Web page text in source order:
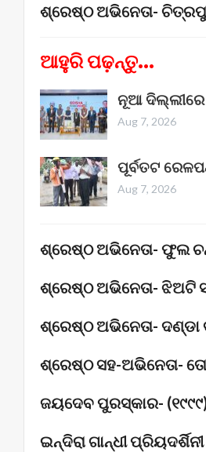
ଶ୍ରେଷ୍ଠ ଅଭିନେତା-
ଆହୁରି ପଢ଼ନ୍ତୁ...
ନୂଆ
Aug 7, 2026
ପୂର୍ବତଟ
Aug 7, 2026
ଶ୍ରେଷ୍ଠ ଅଭିନେତା- ଫୁଲ
ଶ୍ରେଷ୍ଠ ଅଭିନେତା- ଝିଅଟି
ଶ୍ରେଷ୍ଠ ଅଭିନେତା- ଦଣ୍ଡା
ଶ୍ରେଷ୍ଠ ସହ-ଅଭିନେତା-
ଜୟଦେବ ପୁରସ୍କାର-
ଇନ୍ଦିରା ଗାନ୍ଧୀ